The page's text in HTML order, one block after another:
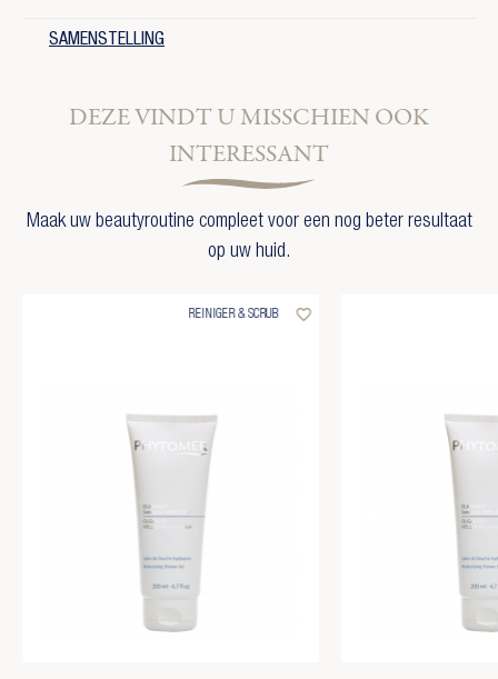
SAMENSTELLING
DEZE VINDT U MISSCHIEN OOK
INTERESSANT
Maak uw beautyroutine compleet voor een nog beter resultaat
op uw huid.
REINIGER & SCRUB favorite_border